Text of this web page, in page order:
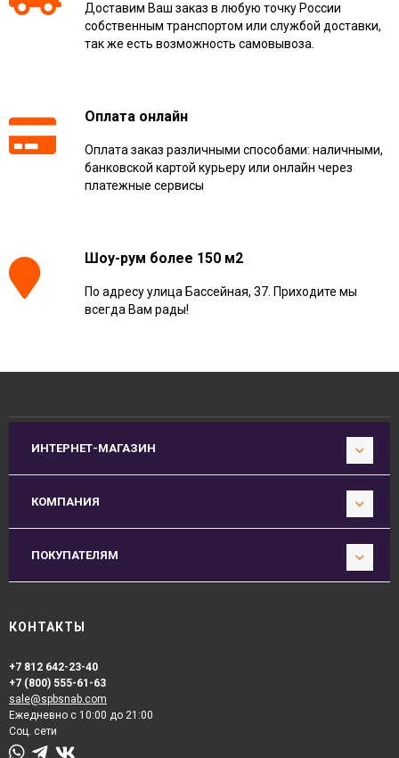
Доставим Ваш заказ в любую точку России
собственным транспортом или службой доставки,
так же есть возможность самовывоза.
Оплата онлайн
Оплата заказ различными способами: наличными,
банковской картой курьеру или онлайн через
платежные сервисы
Шоу-рум более 150 м2
По адресу улица Бассейная, 37. Приходите мы
всегда Вам рады!
ИНТЕРНЕТ-МАГАЗИН
КОМПАНИЯ
ПОКУПАТЕЛЯМ
КОНТАКТЫ
+7 812 642-23-40
+7 (800) 555-61-63
sale@spbsnab.com
Ежедневно с 10:00 до 21:00
Соц. сети